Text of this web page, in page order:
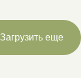
Загрузить еще